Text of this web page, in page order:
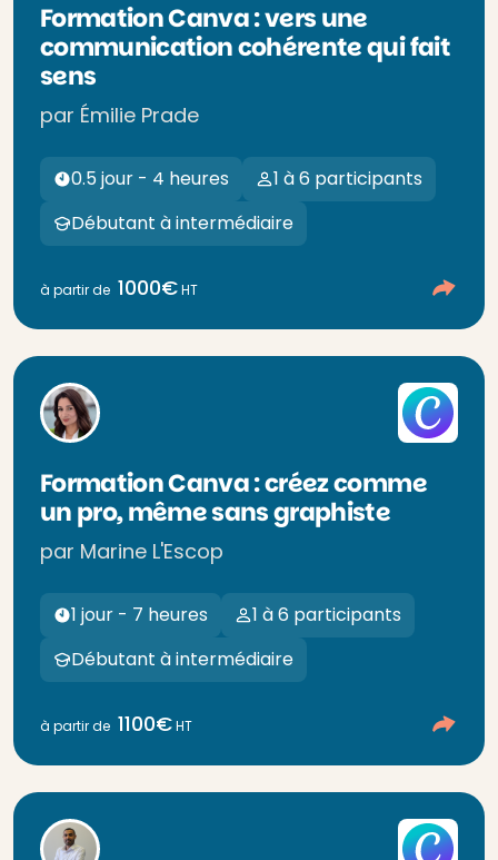
Formation Canva : vers une
communication cohérente qui fait
sens
par Émilie Prade
0.5 jour - 4 heures
1 à 6 participants
Débutant à intermédiaire
à partir de 1000€HT
Formation Canva : créez comme
un pro, même sans graphiste
par Marine L'Escop
1 jour - 7 heures
1 à 6 participants
Débutant à intermédiaire
à partir de 1100€HT